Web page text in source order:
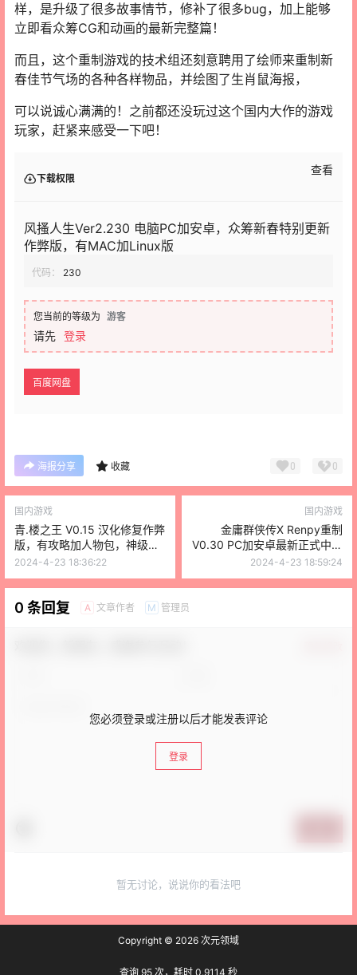
样，是升级了很多故事情节，修补了很多bug，加上能够
立即看众筹CG和动画的最新完整篇！
而且，这个重制游戏的技术组还刻意聘用了绘师来重制新
春佳节气场的各种各样物品，并绘图了生肖鼠海报，
可以说诚心满满的！之前都还没玩过这个国内大作的游戏
玩家，赶紧来感受一下吧！
下载权限
查看
风搔人生Ver2.230 电脑PC加安卓，众筹新春特别更新
作弊版，有MAC加Linux版
代码： 230
您当前的等级为 游客
请先 登录
百度网盘
海报分享 收藏 0 0
国内游戏
青.楼之王 V0.15 汉化修复作弊
版，有攻略加人物包，神级经
营
2024-4-23 18:36:22
国内游戏
金庸群侠传X Renpy重制
V0.30 PC加安卓最新正式中文
版2.4，是国语的CV
2024-4-23 18:59:24
0 条回复 A 文章作者 M 管理员
您必须登录或注册以后才能发表评论
登录
暂无讨论，说说你的看法吧
Copyright © 2026 次元领域
查询 95 次，耗时 0.9114 秒